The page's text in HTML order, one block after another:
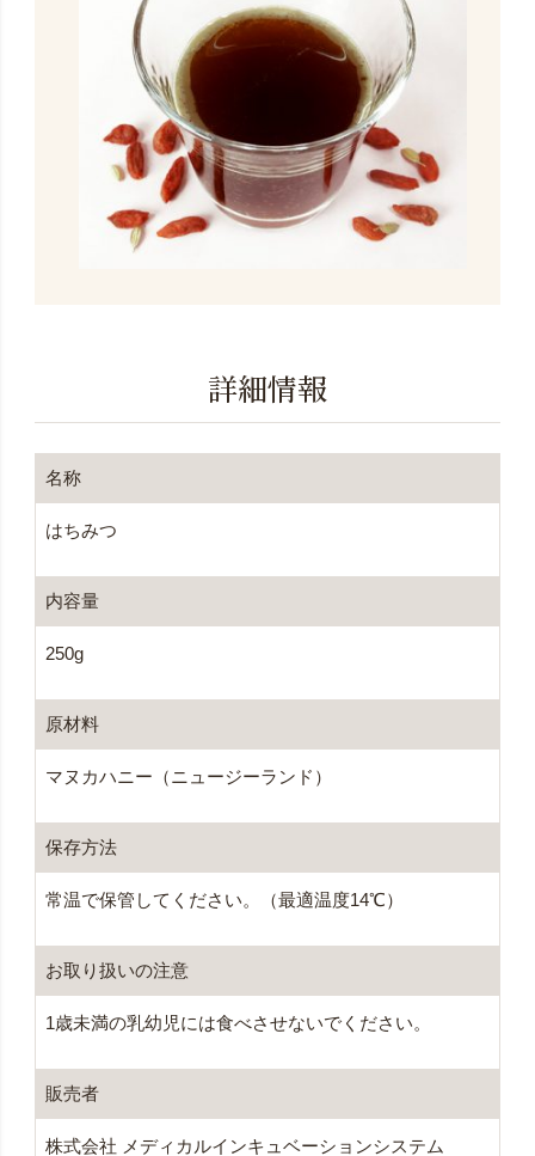
詳細情報
名称
はちみつ
内容量
250g
原材料
マヌカハニー（ニュージーランド）
保存方法
常温で保管してください。（最適温度14℃）
お取り扱いの注意
1歳未満の乳幼児には食べさせないでください。
販売者
株式会社 メディカルインキュベーションシステム